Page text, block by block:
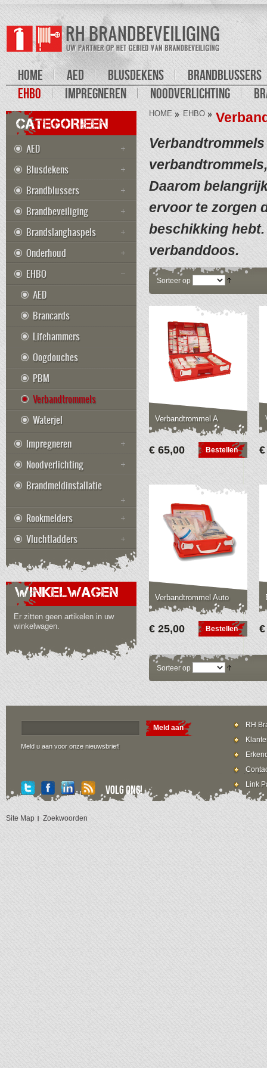
HOME AED BLUSDEKENS
BRANDBLUSSERS
EHBO
IMPREGNEREN NOODVERLICHTING
HOME EHBO
Daarom
ervoor te zorgen
beschikking
verbanddoos.
Sorteer op
Verbandtrommel A
€ 65,00 Bestellen
Verbandtrommel Auto
€ 25,00 Bestellen
Sorteer op
CATEGORIEEN
AED
Blusdekens
Brandblussers
Brandbeveiliging
Brandslanghaspels
Onderhoud
EHBO
AED
Brancards
Lifehammers
Oogdouches
PBM
Verbandtrommels
Waterjel
Impregneren
Noodverlichting
Brandmeldinstallatie
Rookmelders
Vluchtladders
WINKELWAGEN
Er zitten geen artikelen in uw
winkelwagen.
Meld aan
Meld u aan voor onze nieuwsbrief!
RH
Link
Volg ons!
Site Map Zoekwoorden